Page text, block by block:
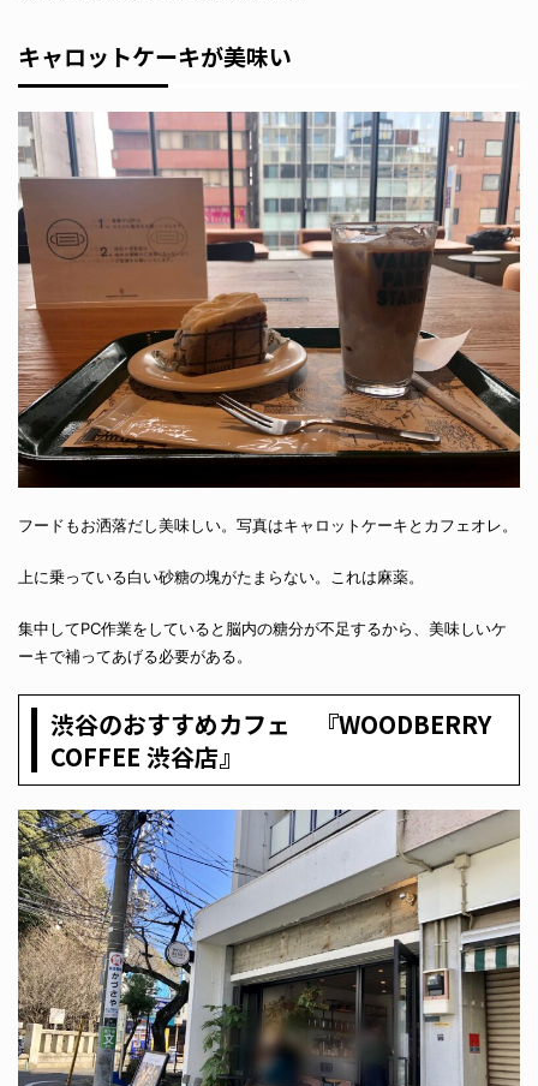
キャロットケーキが美味い
フードもお洒落だし美味しい。写真はキャロットケーキとカフェオレ。
上に乗っている白い砂糖の塊がたまらない。これは麻薬。
集中してPC作業をしていると脳内の糖分が不足するから、美味しいケ
ーキで補ってあげる必要がある。
渋谷のおすすめカフェ 『WOODBERRY
COFFEE 渋谷店』